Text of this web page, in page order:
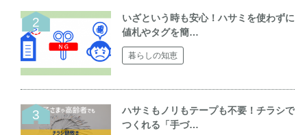
いざという時も安心！ハサミを使わずに
値札やタグを簡…
暮らしの知恵
ハサミもノリもテープも不要！チラシで
つくれる「手づ…